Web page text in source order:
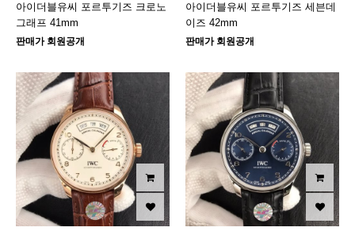
아이더블유씨 포르투기즈 크로노
그래프 41mm
판매가 회원공개
아이더블유씨 포르투기즈 세븐데
이즈 42mm
판매가 회원공개